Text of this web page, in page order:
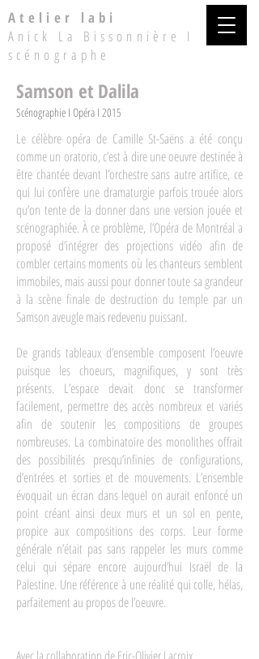
Atelier labi
Anick La Bissonnière I
scénographe
Samson et Dalila
Scénographie I Opéra I 2015
Le célèbre opéra de Camille St-Saëns a été conçu
comme un oratorio, c’est à dire une oeuvre destinée à
être chantée devant l’orchestre sans autre artifice, ce
qui lui confère une dramaturgie parfois trouée alors
qu’on tente de la donner dans une version jouée et
scénographiée. À ce problème, l’Opéra de Montréal a
proposé d’intégrer des projections vidéo afin de
combler certains moments où les chanteurs semblent
immobiles, mais aussi pour donner toute sa grandeur
à la scène finale de destruction du temple par un
Samson aveugle mais redevenu puissant.
De grands tableaux d’ensemble composent l’oeuvre
puisque les choeurs, magnifiques, y sont très
présents. L’espace devait donc se transformer
facilement, permettre des accès nombreux et variés
afin de soutenir les compositions de groupes
nombreuses. La combinatoire des monolithes offrait
des possibilités presqu’infinies de configurations,
d’entrées et sorties et de mouvements. L’ensemble
évoquait un écran dans lequel on aurait enfoncé un
point créant ainsi deux murs et un sol en pente,
propice aux compositions des corps. Leur forme
générale n’était pas sans rappeler les murs comme
celui qui sépare encore aujourd’hui Israël de la
Palestine. Une référence à une réalité qui colle, hélas,
parfaitement au propos de l’oeuvre.